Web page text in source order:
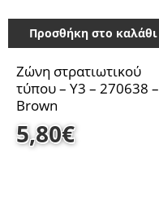
Προσθήκη στο καλάθι
Ζώνη στρατιωτικού
τύπου – Y3 – 270638 –
Brown
5,80€